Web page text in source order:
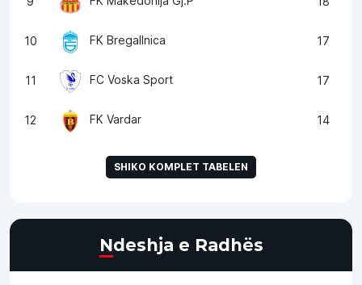
10 FK Bregallnica 17
11 FC Voska Sport 17
12 FK Vardar 14
SHIKO KOMPLET TABELEN
Ndeshja e Radhës